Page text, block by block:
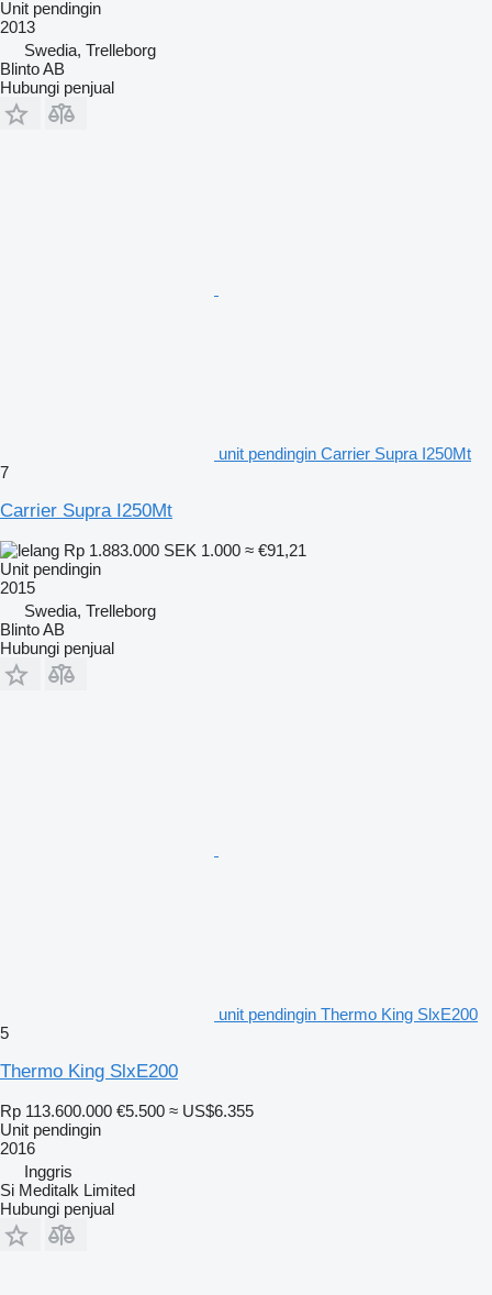
Unit pendingin
2013
Swedia, Trelleborg
Blinto AB
Hubungi penjual
unit pendingin Carrier Supra I250Mt
7
Carrier Supra I250Mt
Rp 1.883.000 SEK 1.000 ≈ €91,21
Unit pendingin
2015
Swedia, Trelleborg
Blinto AB
Hubungi penjual
unit pendingin Thermo King SlxE200
5
Thermo King SlxE200
Rp 113.600.000 €5.500 ≈ US$6.355
Unit pendingin
2016
Inggris
Si Meditalk Limited
Hubungi penjual